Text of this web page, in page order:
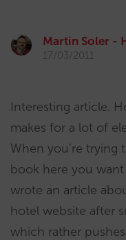
Martin Soler -
17/03/2011
Interesting article.
makes for a lot of
When you’re trying
book here you
wrote an article
hotel website after
which rather